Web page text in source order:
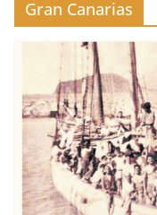
Gran Canarias